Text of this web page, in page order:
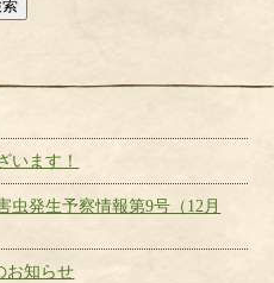
います！
虫発生予察情報第9号（12月
お知らせ